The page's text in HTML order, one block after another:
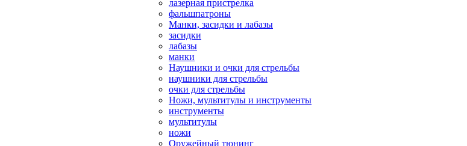
лазерная пристрелка
фальшпатроны
Манки, засидки и лабазы
засидки
лабазы
манки
Наушники и очки для стрельбы
наушники для стрельбы
очки для стрельбы
Ножи, мультитулы и инструменты
инструменты
мультитулы
ножи
Оружейный тюнинг